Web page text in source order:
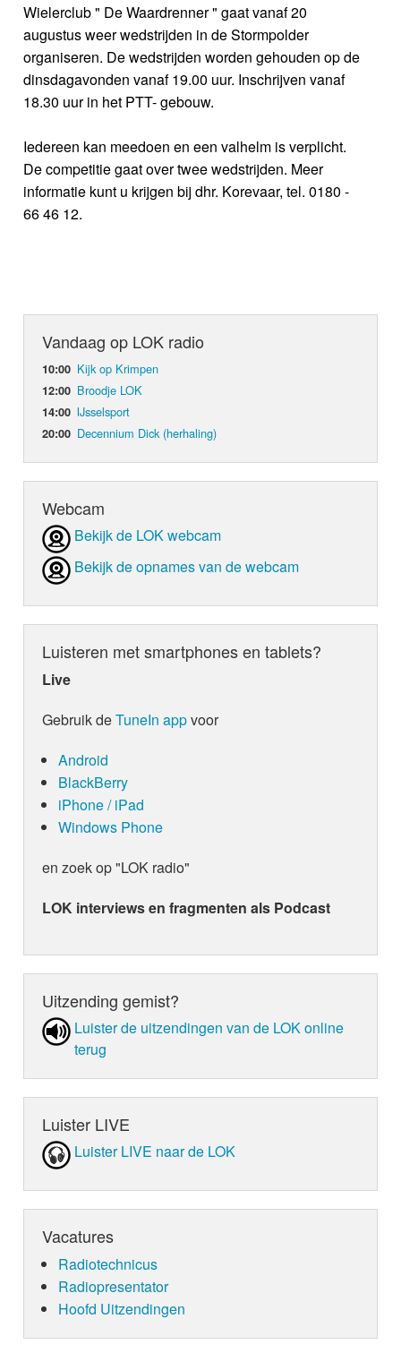
Wielerclub " De Waardrenner " gaat vanaf 20
augustus weer wedstrijden in de Stormpolder
organiseren. De wedstrijden worden gehouden op de
dinsdagavonden vanaf 19.00 uur. Inschrijven vanaf
18.30 uur in het PTT- gebouw.
Iedereen kan meedoen en een valhelm is verplicht.
De competitie gaat over twee wedstrijden. Meer
informatie kunt u krijgen bij dhr. Korevaar, tel. 0180 -
66 46 12.
Vandaag op LOK radio
10:00 Kijk op Krimpen
12:00 Broodje LOK
14:00 IJsselsport
20:00 Decennium Dick (herhaling)
Webcam
Bekijk de LOK webcam
Bekijk de opnames van de webcam
Luisteren met smartphones en tablets?
Live
Gebruik deTuneIn appvoor
Android
BlackBerry
iPhone / iPad
Windows Phone
en zoek op "LOK radio"
LOK interviews en fragmenten als Podcast
Uitzending gemist?
Luister de uit­zen­din­gen van de LOK online
terug
Luister LIVE
Luister LIVE naar de LOK
Vacatures
Radiotechnicus
Radiopresentator
Hoofd Uitzendingen